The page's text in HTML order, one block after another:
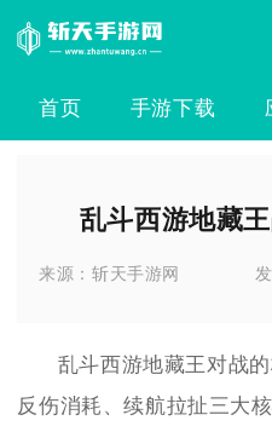
首页 手游下载
乱斗西游地藏
来源：斩天手游网
乱斗西游地藏王对战
反伤消耗、续航拉扯三大